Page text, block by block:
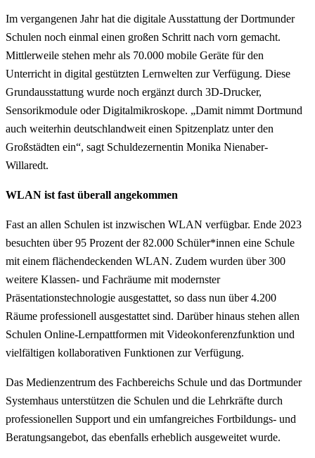
Im vergangenen Jahr hat die digitale Ausstattung der Dortmunder
Schulen noch einmal einen großen Schritt nach vorn gemacht.
Mittlerweile stehen mehr als 70.000 mobile Geräte für den
Unterricht in digital gestützten Lernwelten zur Verfügung. Diese
Grundausstattung wurde noch ergänzt durch 3D-Drucker,
Sensorikmodule oder Digitalmikroskope. „Damit nimmt Dortmund
auch weiterhin deutschlandweit einen Spitzenplatz unter den
Großstädten ein“, sagt Schuldezernentin Monika Nienaber-
Willaredt.
WLAN ist fast überall angekommen
Fast an allen Schulen ist inzwischen WLAN verfügbar. Ende 2023
besuchten über 95 Prozent der 82.000 Schüler*innen eine Schule
mit einem flächendeckenden WLAN. Zudem wurden über 300
weitere Klassen- und Fachräume mit modernster
Präsentationstechnologie ausgestattet, so dass nun über 4.200
Räume professionell ausgestattet sind. Darüber hinaus stehen allen
Schulen Online-Lernpattformen mit Videokonferenzfunktion und
vielfältigen kollaborativen Funktionen zur Verfügung.
Das Medienzentrum des Fachbereichs Schule und das Dortmunder
Systemhaus unterstützen die Schulen und die Lehrkräfte durch
professionellen Support und ein umfangreiches Fortbildungs- und
Beratungsangebot, das ebenfalls erheblich ausgeweitet wurde.